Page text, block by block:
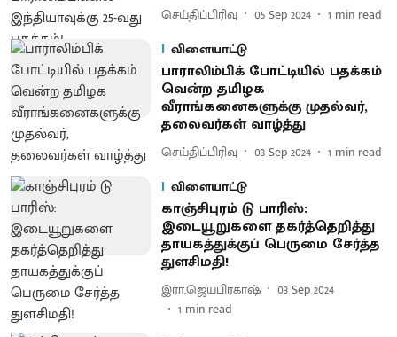
செய்திப்பிரிவு 05 Sep 2024 1 min read
விளையாட்டு
பாராலிம்பிக் போட்டியில் பதக்கம்
வென்ற தமிழக
வீராங்கனைகளுக்கு முதல்வர்,
தலைவர்கள் வாழ்த்து
செய்திப்பிரிவு 03 Sep 2024 1 min read
விளையாட்டு
காஞ்சிபுரம் டு பாரிஸ்:
இடையூறுகளை தகர்த்தெறித்து
தாயகத்துக்குப் பெருமை சேர்த்த
துளசிமதி!
இரா.ஜெயபிரகாஷ்
03 Sep 2024
1 min read